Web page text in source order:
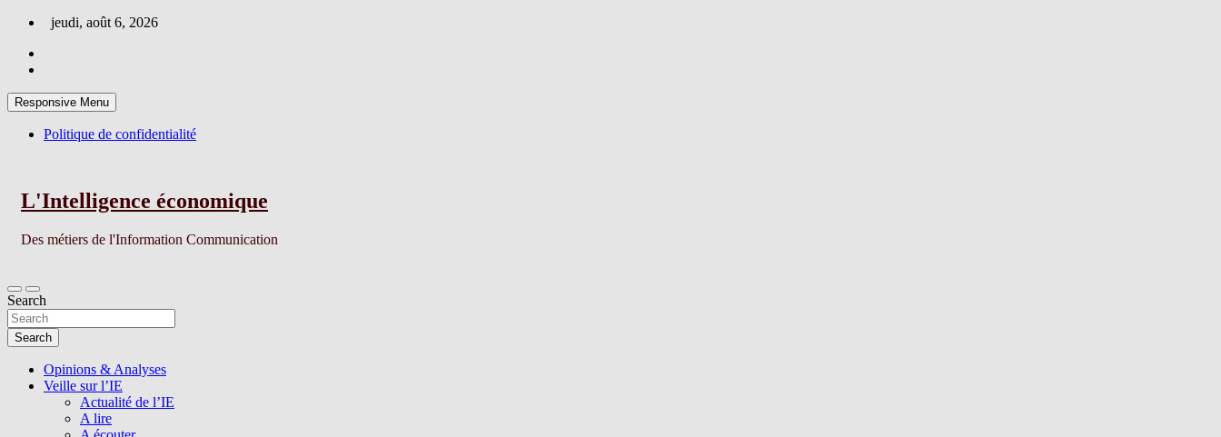
Skip
content
jeudi, août 6, 2026
Responsive Menu
Politique de confidentialité
L'Intelligence économique
Des métiers de l'Information Communication
Search
Search
Opinions & Analyses
Veille sur l’IE
Actualité de l’IE
A lire